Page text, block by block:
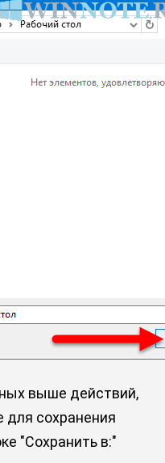
выше действий,
для сохранения
"Сохранить в:"